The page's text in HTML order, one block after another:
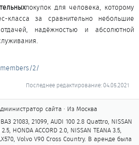
покупок для человека, которому
класса за сравнительно небольшие
надёжностью и абсолютной
2/
Последнее редактирование:04.05.2021
сайта · Из Москва
21083, 21099, AUDI 100 2.8 Quattro, NISSAN
2.5, HONDA ACCORD 2.0, NISSAN TEANA 3.5,
Volvo V90 Cross Country. В аренде была